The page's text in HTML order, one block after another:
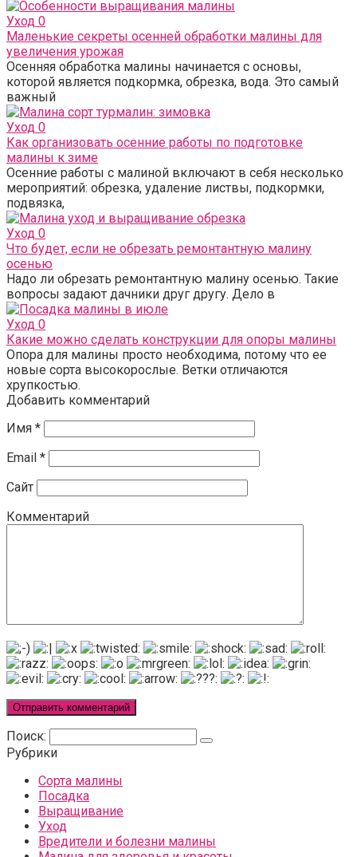
Уход 0
Маленькие секреты осенней обработки малины для
увеличения урожая
Осенняя обработка малины начинается с основы,
которой является подкормка, обрезка, вода. Это самый
важный
Уход 0
Как организовать осенние работы по подготовке
малины к зиме
Осенние работы с малиной включают в себя несколько
мероприятий: обрезка, удаление листвы, подкормки,
подвязка,
Уход 0
Что будет, если не обрезать ремонтантную малину
осенью
Надо ли обрезать ремонтантную малину осенью. Такие
вопросы задают дачники друг другу. Дело в
Уход 0
Какие можно сделать конструкции для опоры малины
Опора для малины просто необходима, потому что ее
новые сорта высокорослые. Ветки отличаются
хрупкостью.
Добавить комментарий
Имя *
Email *
Сайт
Комментарий
Поиск:
Рубрики
Сорта малины
Посадка
Выращивание
Уход
Вредители и болезни малины